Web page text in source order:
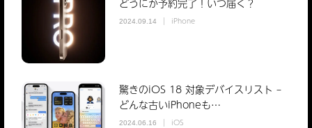
2024.09.14 iPhone
驚きのiOS 18 対象デバイスリスト –
どんな古いiPhoneも…
2024.06.16 iOS